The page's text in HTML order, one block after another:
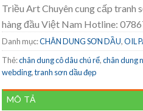
Triều Art Chuyên cung cấp tranh
hàng đầu Việt Nam Hotline:
Danh mục:CHÂN DUNG SƠN DẦU,OIL
Thẻ:chân dung cô dâu chú rể,chân dung
webding,tranh sơn dầu đẹp
MÔ TẢ